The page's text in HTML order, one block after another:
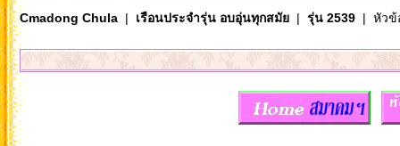
Cmadong Chula| เรือนประจำรุ่น อบอุ่นทุกสมัย| รุ่น 2539| หัวข้